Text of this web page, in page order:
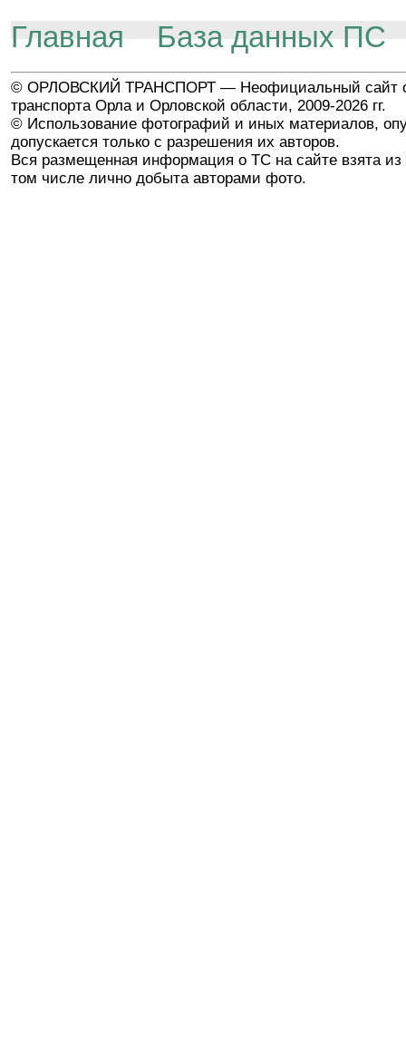
Главная База данных ПС
© ОРЛОВСКИЙ ТРАНСПОРТ — Неофициальный сайт
транспорта Орла и Орловской области, 2009-2026 гг.
© Использование фотографий и иных материалов,
допускается только с разрешения их авторов.
Вся размещенная информация о ТС на сайте взята из
том числе лично добыта авторами фото.